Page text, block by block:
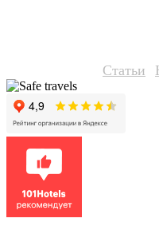
Статьи